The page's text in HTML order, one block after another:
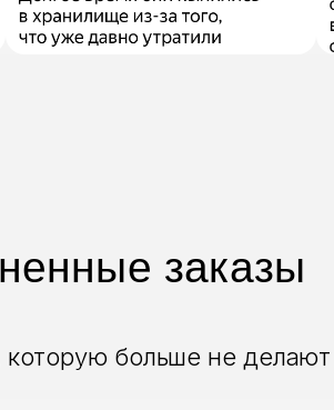
заказы
больше не